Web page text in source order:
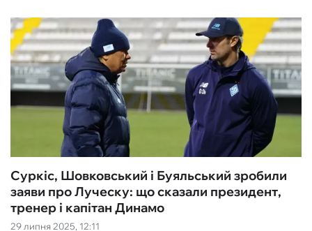
29 липня 2025, 12:11
Суркіс, Шовковський і Буяльський зробили
заяви про Луческу: що сказали президент,
тренер і капітан Динамо